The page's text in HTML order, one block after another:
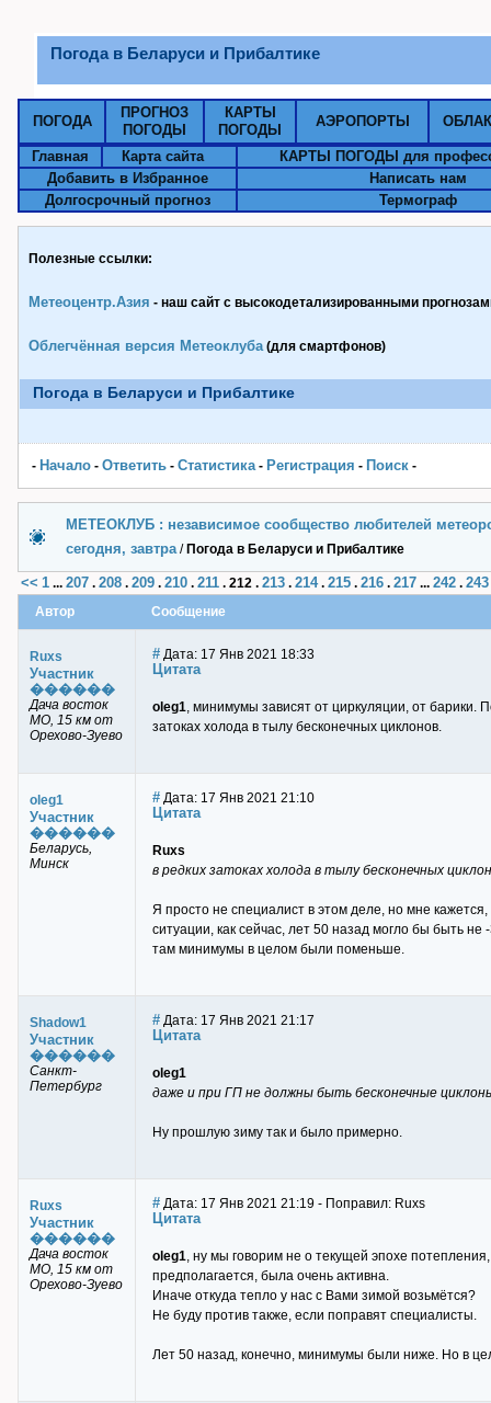
Погода в Беларуси и Прибалтике
ПОГОДА
ПРОГНОЗ
ПОГОДЫ
КАРТЫ
ПОГОДЫ
АЭРОПОРТЫ
Главная Карта сайта
КАРТЫ ПОГОДЫ для
Добавить в Избранное
Написать нам
Долгосрочный прогноз
Термограф
Полезные ссылки:
Метеоцентр.Азия - наш сайт с высокодетализированными
Облегчённая версия Метеоклуба(для смартфонов)
Погода в Беларуси и Прибалтике
- Начало - Ответить - Статистика- Pегистрация - Поиск -
МЕТЕОКЛУБ : независимое сообщество любителей
сегодня, завтра/ Погода в Беларуси и Прибалтике
<< 1 ... 207 . 208 . 209 . 210 . 211 . 212 . 213 . 214. 215 . 216 . 217 ... 242 . 243
Автор
Сообщение
Ruxs
Участник
������
Дача восток
МО, 15 км от
Орехово-Зуево
# Дата: 17 Янв 2021 18:33
Цитата
oleg1, минимумы зависят от циркуляции, от барики.
затоках холода в тылу бесконечных циклонов.
oleg1
Участник
������
Беларусь,
Минск
# Дата: 17 Янв 2021 21:10
Цитата
Ruxs
в редких затоках холода в тылу бесконечных
Я просто не специалист в этом деле, но мне
ситуации, как сейчас, лет 50 назад могло бы быть
там минимумы в целом были поменьше.
Shadow1
Участник
������
Санкт-
Петербург
# Дата: 17 Янв 2021 21:17
Цитата
oleg1
даже и при ГП не должны быть бесконечные
Ну прошлую зиму так и было примерно.
Ruxs
Участник
������
Дача восток
МО, 15 км от
Орехово-Зуево
# Дата: 17 Янв 2021 21:19 - Поправил: Ruxs
Цитата
oleg1, ну мы говорим не о текущей эпохе
предполагается, была очень активна.
Иначе откуда тепло у нас с Вами зимой возьмётся?
Не буду против также, если поправят специалисты.
Лет 50 назад, конечно, минимумы были ниже. Но в